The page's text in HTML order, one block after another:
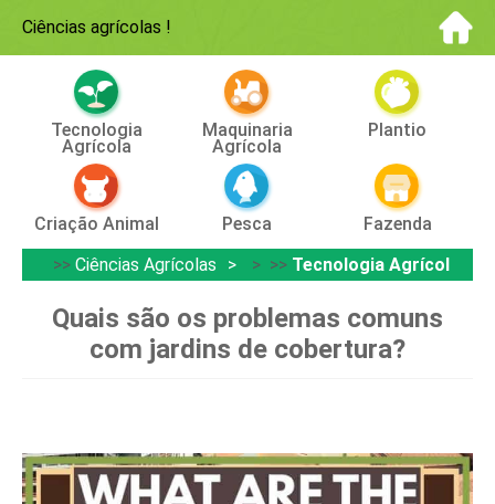
Ciências agrícolas !
Tecnologia
Agrícola
Maquinaria
Agrícola
Plantio
Criação Animal Pesca
Fazenda
>> Ciências Agrícolas > >> Tecnologia Agrícola
Quais são os problemas comuns
com jardins de cobertura?